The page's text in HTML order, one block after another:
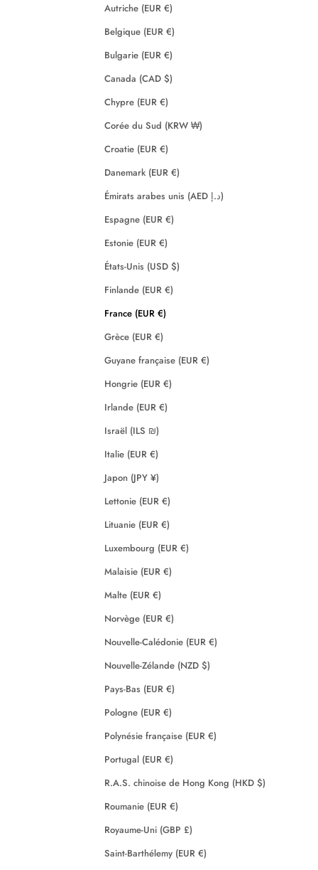
Autriche (EUR €)
Belgique (EUR €)
Bulgarie (EUR €)
Canada (CAD $)
Chypre (EUR €)
Corée du Sud (KRW ₩)
Croatie (EUR €)
Danemark (EUR €)
Émirats arabes unis (AED د.إ)
Espagne (EUR €)
Estonie (EUR €)
États-Unis (USD $)
Finlande (EUR €)
France (EUR €)
Grèce (EUR €)
Guyane française (EUR €)
Hongrie (EUR €)
Irlande (EUR €)
Israël (ILS ₪)
Italie (EUR €)
Japon (JPY ¥)
Lettonie (EUR €)
Lituanie (EUR €)
Luxembourg (EUR €)
Malaisie (EUR €)
Malte (EUR €)
Norvège (EUR €)
Nouvelle-Calédonie (EUR €)
Nouvelle-Zélande (NZD $)
Pays-Bas (EUR €)
Pologne (EUR €)
Polynésie française (EUR €)
Portugal (EUR €)
R.A.S. chinoise de Hong Kong (HKD $)
Roumanie (EUR €)
Royaume-Uni (GBP £)
Saint-Barthélemy (EUR €)